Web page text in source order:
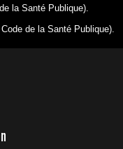
la Santé Publique).
de la Santé Publique).